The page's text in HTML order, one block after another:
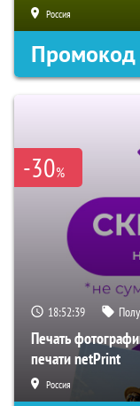
Россия
Промокод
-30%
18:52:39
Печать
печати netPrint
Россия